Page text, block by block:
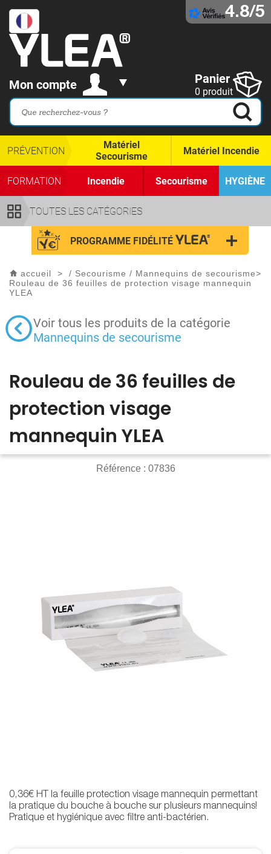
4.8/5
Mon compte Panier
0 produit
TOUTES LES CATÉGORIES
PRÉVENTION
Matériel
Secourisme
Matériel Incendie
FORMATION Incendie Secourisme HYGIÈNE
PROGRAMME FIDÉLITÉ
accueil > / Secourisme / Mannequins de secourisme>
Rouleau de 36 feuilles de protection visage mannequin
YLEA
Voir tous les produits de la catégorie
Mannequins de secourisme
Rouleau de 36 feuilles de
protection visage
mannequin YLEA
Référence : 07836
0,36€ HT la feuille protection visage mannequin permettant
la pratique du bouche à bouche sur plusieurs mannequins!
Pratique et hygiénique avec filtre anti-bactérien.